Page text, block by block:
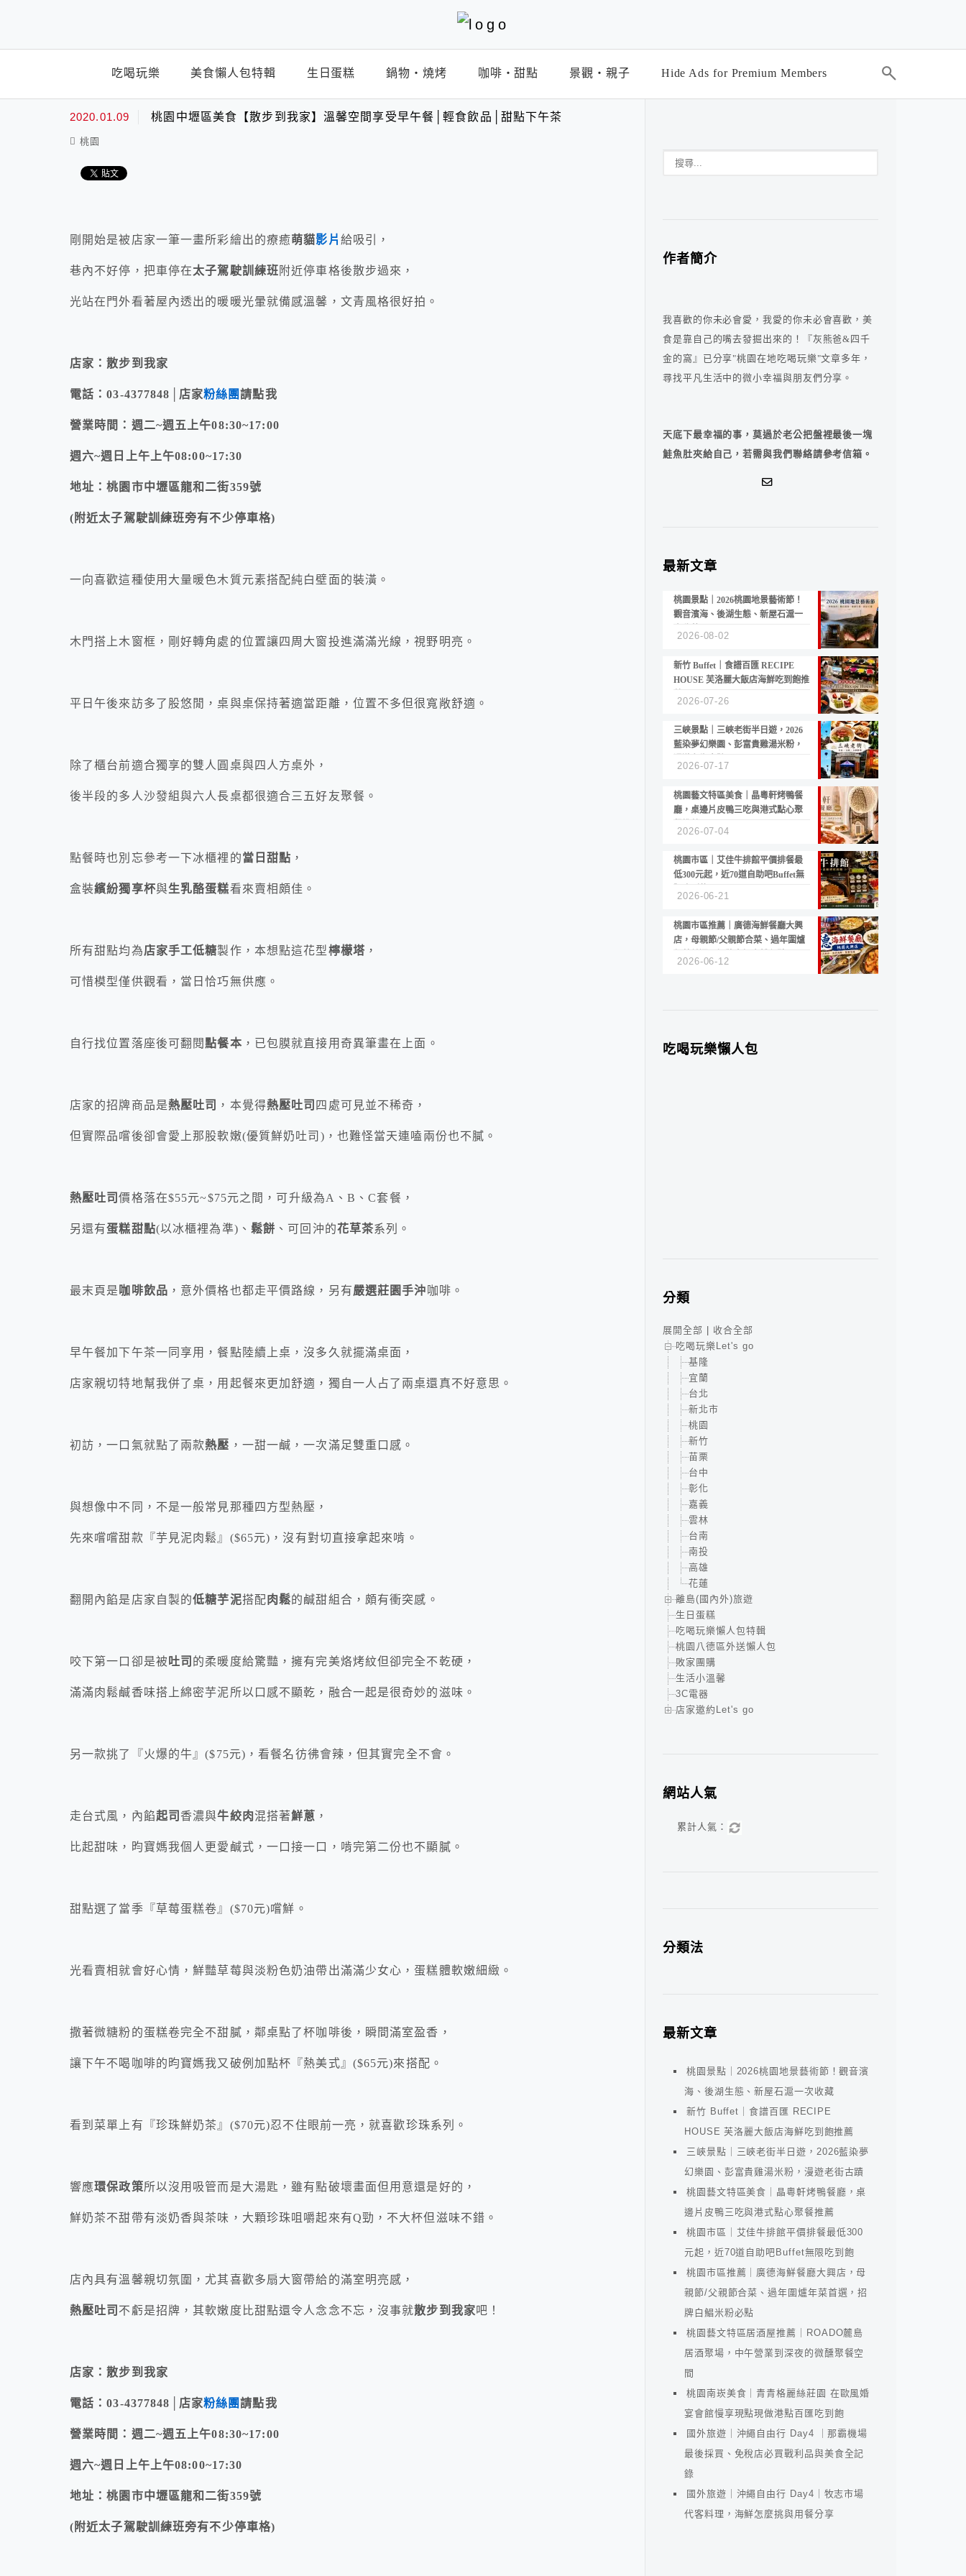
吃喝玩樂 美食懶人包特輯 生日蛋糕 鍋物‧燒烤 咖啡‧甜點 景觀‧親子 Hide Ads for Premium Members
2020.01.09 桃園中壢區美食【散步到我家】溫馨空間享受早午餐│輕食飲品│甜點下午茶
桃園
剛開始是被店家一筆一畫所彩繪出的療癒萌貓影片 給吸引，
巷內不好停，把車停在太子駕駛訓練班 附近停車格後散步過來，
光站在門外看著屋內透出的暖暖光暈就備感溫馨，文青風格很好拍。
店家：散步到我家
電話：03-4377848│店家粉絲團請點我
營業時間：週二~週五上午08:30~17:00
週六~週日上午上午08:00~17:30
地址：桃園市中壢區龍和二街359號
(附近太子駕駛訓練班旁有不少停車格)
一向喜歡這種使用大量暖色木質元素搭配純白壁面的裝潢。
木門搭上木窗框，剛好轉角處的位置讓四周大窗投進滿滿光線，視野明亮。
平日午後來訪多了股悠閒，桌與桌保持著適當距離，位置不多但很寬敞舒適。
除了櫃台前適合獨享的雙人圓桌與四人方桌外，
後半段的多人沙發組與六人長桌都很適合三五好友聚餐。
點餐時也別忘參考一下冰櫃裡的當日甜點 ，
盒裝繽紛獨享杯與生乳酪蛋糕看來賣相頗佳。
所有甜點均為店家手工低糖製作，本想點這花型檸檬塔 ，
可惜模型僅供觀看，當日恰巧無供應。
自行找位置落座後可翻閱點餐本 ，已包膜就直接用奇異筆畫在上面。
店家的招牌商品是熱壓吐司 ，本覺得熱壓吐司 四處可見並不稀奇，
但實際品嚐後卻會愛上那股軟嫩(優質鮮奶吐司)，也難怪當天連嗑兩份也不膩。
熱壓吐司價格落在$55元~$75元之間，可升級為A、B、C套餐，
另還有蛋糕甜點(以冰櫃裡為準)、 鬆餅 、可回沖的花草茶系列。
最末頁是 咖啡飲品 ，意外價格也都走平價路線，另有嚴選莊園手沖 咖啡。
早午餐加下午茶一同享用，餐點陸續上桌，沒多久就擺滿桌面，
店家親切特地幫我併了桌，用起餐來更加舒適，獨自一人占了兩桌還真不好意思。
初訪，一口氣就點了兩款熱壓 ，一甜一鹹，一次滿足雙重口感。
與想像中不同，不是一般常見那種四方型熱壓，
先來嚐嚐甜款『芋見泥肉鬆』($65元)，沒有對切直接拿起來啃。
翻開內餡是店家自製的低糖芋泥搭配肉鬆的鹹甜組合，頗有衝突感。
咬下第一口卻是被 吐司 的柔暖度給驚豔，擁有完美烙烤紋但卻完全不乾硬，
滿滿肉鬆鹹香味搭上綿密芋泥所以口感不顯乾，融合一起是很奇妙的滋味。
另一款挑了『火爆的牛』($75元)，看餐名彷彿會辣，但其實完全不會。
走台式風，內餡起司香濃與牛絞肉混搭著鮮蔥 ，
比起甜味，昀寶媽我個人更愛鹹式，一口接一口，啃完第二份也不顯膩。
甜點選了當季『草莓蛋糕卷』($70元)嚐鮮。
光看賣相就會好心情，鮮豔草莓與淡粉色奶油帶出滿滿少女心，蛋糕體軟嫩細緻。
撒著微糖粉的蛋糕卷完全不甜膩，鄰桌點了杯咖啡後，瞬間滿室盈香，
讓下午不喝咖啡的昀寶媽我又破例加點杯『熱美式』($65元)來搭配。
看到菜單上有『珍珠鮮奶茶』($70元)忍不住眼前一亮，就喜歡珍珠系列。
響應環保政策所以沒用吸管而是大湯匙，雖有點破壞畫面但用意還是好的，
鮮奶茶不甜帶有淡奶香與茶味，大顆珍珠咀嚼起來有Q勁，不大杯但滋味不錯。
店內具有溫馨親切氛圍，尤其喜歡多扇大窗帶給的滿室明亮感，
熱壓吐司 不虧是招牌，其軟嫩度比甜點還令人念念不忘，沒事就散步到我家吧！
店家：散步到我家
電話：03-4377848│店家粉絲團請點我
營業時間：週二~週五上午08:30~17:00
週六~週日上午上午08:00~17:30
地址：桃園市中壢區龍和二街359號
(附近太子駕駛訓練班旁有不少停車格)
作者簡介
我喜歡的你未必會愛，我愛的你未必會喜歡，美
食是靠自己的嘴去發掘出來的！『灰熊爸&四千
金的窩』已分享"桃園在地吃喝玩樂"文章多年，
尋找平凡生活中的微小幸福與朋友們分享。
天底下最幸福的事，莫過於老公把盤裡最後一塊
鮭魚肚夾給自己，若需與我們聯絡請參考信箱。
最新文章
桃園景點｜2026桃園地景藝術節！
觀音濱海、後湖生態、新屋石滬一
2026-08-02
新竹 Buffet｜食譜百匯 RECIPE
HOUSE 芙洛麗大飯店海鮮吃到飽推
2026-07-26
三峽景點｜三峽老街半日遊，2026
藍染夢幻樂園、彭富貴雞湯米粉，
2026-07-17
桃園藝文特區美食｜晶粵軒烤鴨餐
廳，桌邊片皮鴨三吃與港式點心聚
2026-07-04
桃園市區｜艾佳牛排館平價排餐最
低300元起，近70道自助吧Buffet無
2026-06-21
桃園市區推薦｜廣德海鮮餐廳大興
店，母親節/父親節合菜、過年圍爐
2026-06-12
吃喝玩樂懶人包
分類
展開全部
收合全部
吃喝玩樂Let's go
基隆
宜蘭
台北
新北市
桃園
新竹
苗栗
台中
彰化
嘉義
雲林
台南
南投
高雄
花蓮
離島(國內外)旅遊
生日蛋糕
吃喝玩樂懶人包特輯
桃園八德區外送懶人包
敗家團購
生活小溫馨
3C電器
店家邀約Let's go
網站人氣
累計人氣：
分類法
最新文章
桃園景點｜2026桃園地景藝術節！觀音濱
海、後湖生態、新屋石滬一次收藏
新竹 Buffet｜食譜百匯 RECIPE
HOUSE 芙洛麗大飯店海鮮吃到飽推薦
三峽景點｜三峽老街半日遊，2026藍染夢
幻樂園、彭富貴雞湯米粉，漫遊老街古蹟
桃園藝文特區美食｜晶粵軒烤鴨餐廳，桌
邊片皮鴨三吃與港式點心聚餐推薦
桃園市區｜艾佳牛排館平價排餐最低300
元起，近70道自助吧Buffet無限吃到飽
桃園市區推薦｜廣德海鮮餐廳大興店，母
親節/父親節合菜、過年圍爐年菜首選，招
牌白鯧米粉必點
桃園藝文特區居酒屋推薦｜ROADO麓島
居酒聚場，中午營業到深夜的微醺聚餐空
間
桃園南崁美食｜青青格麗絲莊園 在歐風婚
宴會館慢享現點現做港點百匯吃到飽
國外旅遊｜沖繩自由行 Day4 ｜那霸機場
最後採買、免稅店必買戰利品與美食全記
錄
國外旅遊｜沖繩自由行 Day4｜牧志市場
代客料理，海鮮怎麼挑與用餐分享